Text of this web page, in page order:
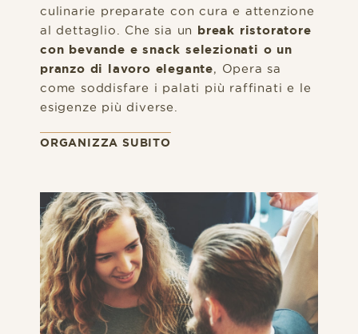
culinarie preparate con cura e attenzione
al dettaglio. Che sia un break ristoratore
con bevande e snack selezionati o un
pranzo di lavoro elegante, Opera sa
come soddisfare i palati più raffinati e le
esigenze più diverse.
ORGANIZZA SUBITO